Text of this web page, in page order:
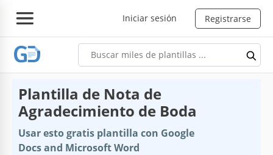
Iniciar sesión Registrarse
Plantilla de Nota de
Agradecimiento de Boda
Usar esto gratis plantilla con Google
Docs and Microsoft Word